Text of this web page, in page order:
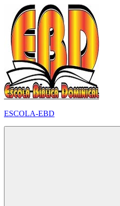
para
conteúdo
ESCOLA-EBD